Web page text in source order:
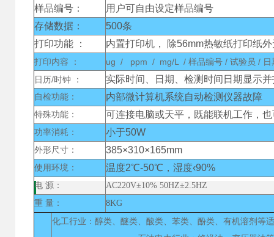
样品编号：
用户可自由设定样品编号
存储数据：
500条
打印功能 ：
内置打印机， 除56mm热敏纸打印纸
打印内容 ：
ug / ppm / mg/L / 样品编号 / 试验员 / 日
日历/时钟 ： 实际时间、日期、检测时间日期显示
自检功能： 内部微计算机系统自动检测仪器故障
特殊功能： 可连接电脑或天平，既能联机工作，
功率消耗： 小于50W
外形尺寸： 385×310×165mm
使用环境： 温度2℃-50℃，湿度‹90%
电 源：
AC220V±10% 50HZ±2.5HZ
重 量：
8KG
化工行业：醇类、醚类、酸类、苯类、酚类、有机溶剂等